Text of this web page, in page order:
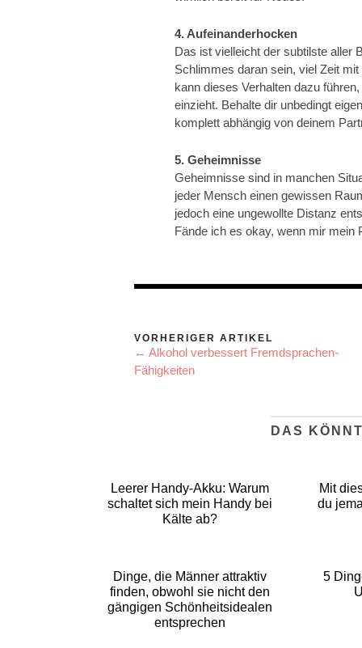
4. Aufeinanderhocken
Das ist vielleicht der subtilste aller
Schlimmes daran sein, viel Zeit
kann dieses Verhalten dazu
einzieht. Behalte dir unbedingt
komplett abhängig von deinem
5. Geheimnisse
Geheimnisse sind in manchen
jeder Mensch einen gewissen
jedoch eine ungewollte Distanz
Fände ich es okay, wenn mir mein
VORHERIGER ARTIKEL
← Alkohol verbessert Fremdsprachen-
Fähigkeiten
DAS
Leerer Handy-Akku: Warum
schaltet sich mein Handy bei
Kälte ab?
Mit
du
Dinge, die Männer attraktiv
finden, obwohl sie nicht den
gängigen Schönheitsidealen
entsprechen
5